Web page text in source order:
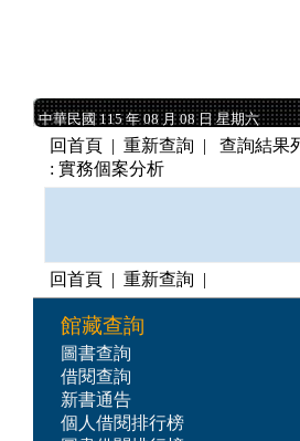
中華民國 115 年 08 月 08 日 星期六
中華民國 115 年 08 月 08 日 星期六
回首頁 | 重新查詢 | 查詢結果
: 實務個案分析
回首頁 | 重新查詢 |
館藏查詢
圖書查詢
借閱查詢
新書通告
個人借閱排行榜